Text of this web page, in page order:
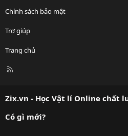
Chính sách bảo mật
Trợ giúp
Trang chủ
R
Zix.vn - Học Vật lí Online chất
Có gì mới?